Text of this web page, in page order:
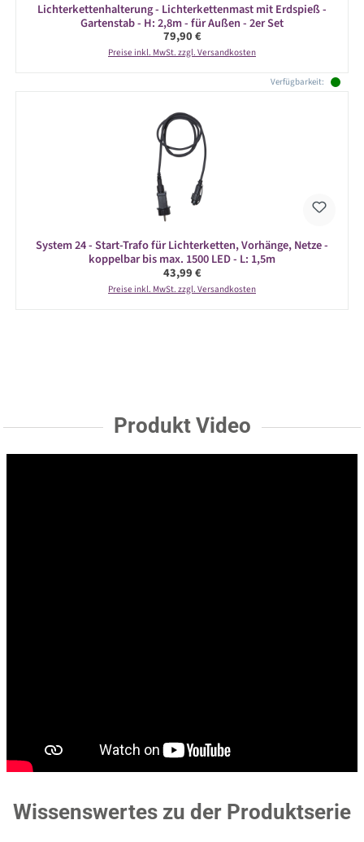
Lichterkettenhalterung - Lichterkettenmast mit Erdspieß -
Gartenstab - H: 2,8m - für Außen - 2er Set
Regulärer Preis:
79,90 €
Preise inkl. MwSt. zzgl. Versandkosten
Verfügbarkeit:
System 24 - Start-Trafo für Lichterketten, Vorhänge, Netze -
koppelbar bis max. 1500 LED - L: 1,5m
Regulärer Preis:
43,99 €
Preise inkl. MwSt. zzgl. Versandkosten
Produkt Video
Wissenswertes zu der Produktserie